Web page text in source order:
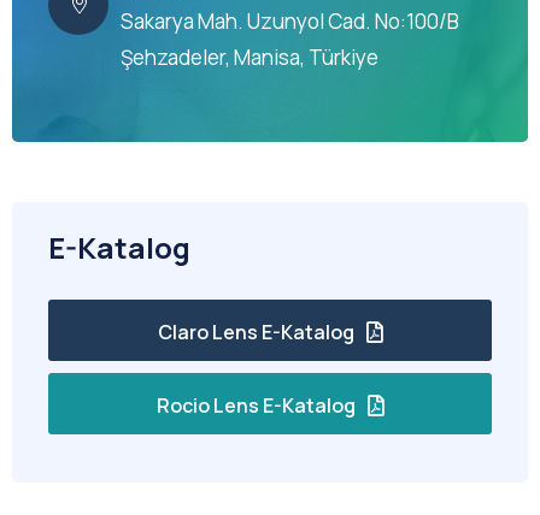
Sakarya Mah. Uzunyol Cad. No:100/B
Şehzadeler, Manisa, Türkiye
E-Katalog
Claro Lens E-Katalog
Rocio Lens E-Katalog